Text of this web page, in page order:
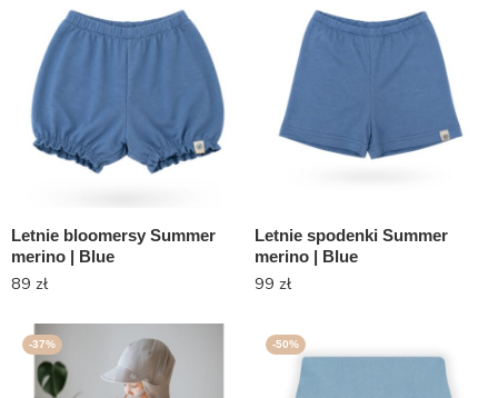
Letnie bloomersy Summer
merino | Blue
89 zł
Letnie spodenki Summer
merino | Blue
99 zł
-37% -50%